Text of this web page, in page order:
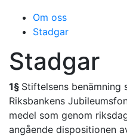
Om oss
Stadgar
Stadgar
1§ Stiftelsens benämning
Riksbankens
medel som genom
angående dispositionen